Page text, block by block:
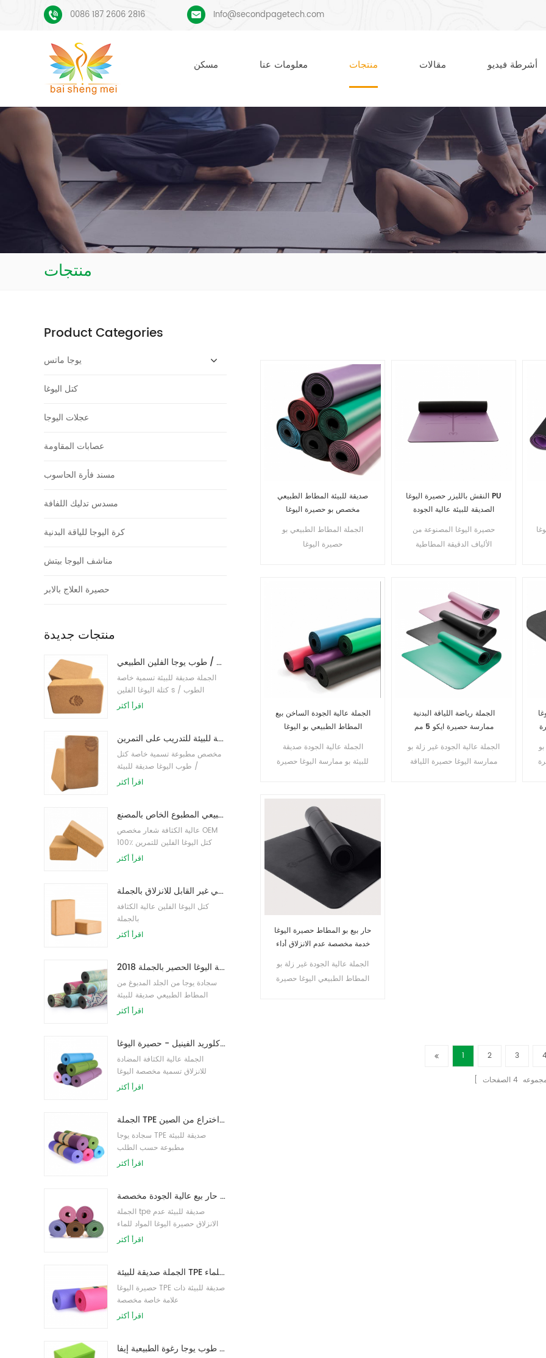
0086 187 2606 2816 Info@secondpagetech.com
مسكن معلومات عنا منتجات مقالات أشرطة فيديو
منتجات
Product Categories
يوجا ماتس
كتل اليوغا
عجلات اليوجا
عصابات المقاومة
مسند فأرة الحاسوب
مسدس تدليك اللفافة
كرة اليوجا للياقة البدنية
مناشف اليوجا بيتش
حصيرة العلاج بالابر
منتجات جديدة
طباعة شعار بالجملة صديقة للبيئة كتل / طوب يوجا الفلين الطبيعي
الجملة صديقة للبيئة تسمية خاصة
كتلة اليوغا الفلين s / الطوب
اقرأ أكثر
طباعة شعار مخصص كتل كورك يوجا صديقة للبيئة للتدريب على التمرين
مخصص مطبوعة تسمية خاصة كتل
/ طوب اليوغا صديقة للبيئة
اقرأ أكثر
توريد المصنع لبنات / طوب يوجا الفلين الطبيعي المطبوع الخاص بالمصنع
عالية الكثافة شعار مخصص OEM
100٪ كتل اليوغا الفلين للتمرين
اقرأ أكثر
كتل اليوغا الطبيعية من الفلين 4 × 6 × 9 بوصة ، الطوب الطبيعي غير القابل للانزلاق بالجملة
كتل اليوغا الفلين عالية الكثافة
بالجملة
اقرأ أكثر
2018 أزياء المطاط الطبيعي مخصص مطبوعة اليوغا الحصير بالجملة
سجادة يوجا من الجلد المدبوغ من
المطاط الطبيعي صديقة للبيئة
للنساء
اقرأ أكثر
نمط جديد 72 بوصة × 32 بوصة غير سام ، بدون لاتكس ، بدون بولي كلوريد الفينيل - حصيرة اليوغا TPE 100٪
الجملة عالية الكثافة المضادة
للانزلاق تسمية مخصصة اليوغا
حصيرة
اقرأ أكثر
الجملة TPE غير سامة حصيرة اليوغا الصديقة للبيئة على براءة اختراع من الصين
سجادة يوجا TPE صديقة للبيئة
مطبوعة حسب الطلب
اقرأ أكثر
حار بيع عالية الجودة مخصصة tpe اليوغا حصيرة من الصين
الجملة tpe صديقة للبيئة عدم
الانزلاق حصيرة اليوغا المواد للماء
اقرأ أكثر
الجملة صديقة للبيئة TPE عدم الانزلاق حصيرة اليوغا مادة مقاومة للماء
حصيرة اليوغا TPE صديقة للبيئة ذات
علامة خاصة مخصصة
اقرأ أكثر
الجملة نمط جديد مخصص شعار كتل / طوب يوجا رغوة الطبيعية إيفا
صديقة للبيئة المطاط الطبيعي
مخصص بو حصيرة اليوغا
الجملة المطاط الطبيعي بو
حصيرة اليوغا
النقش بالليزر حصيرة اليوغا PU
الصديقة للبيئة عالية الجودة
حصيرة اليوغا المصنوعة من
الألياف الدقيقة المطاطية
الجملة عالية الجودة الساخن بيع
المطاط الطبيعي بو اليوغا
الجملة عالية الجودة صديقة
للبيئة بو ممارسة اليوغا حصيرة
الجملة رياضة اللياقة البدنية
ممارسة حصيرة ايكو 5 مم
اليوغا حصيرة
الجملة عالية الجودة غير زلة بو
ممارسة اليوغا حصيرة اللياقة
حار بيع بو المطاط حصيرة اليوغا
خدمة مخصصة عدم الانزلاق أداء
الجملة عالية الجودة غير زلة بو
المطاط الطبيعي اليوغا حصيرة
1 2 3
مجموعه 4